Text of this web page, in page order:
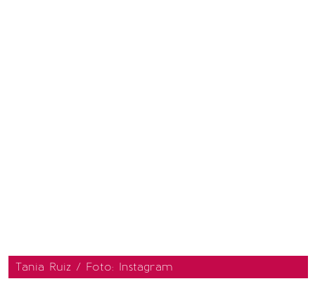
Tania Ruiz / Foto: Instagram